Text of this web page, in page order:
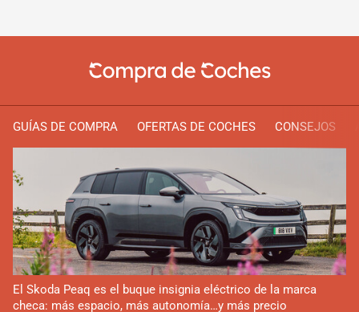
GUÍAS DE COMPRA OFERTAS DE COCHES CONSEJOS
El Skoda Peaq es el buque insignia eléctrico de la marca
checa: más espacio, más autonomía…y más precio